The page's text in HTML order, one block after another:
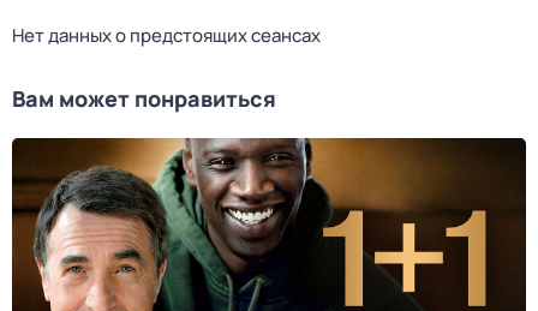
Нет данных о предстоящих сеансах
Вам может понравиться